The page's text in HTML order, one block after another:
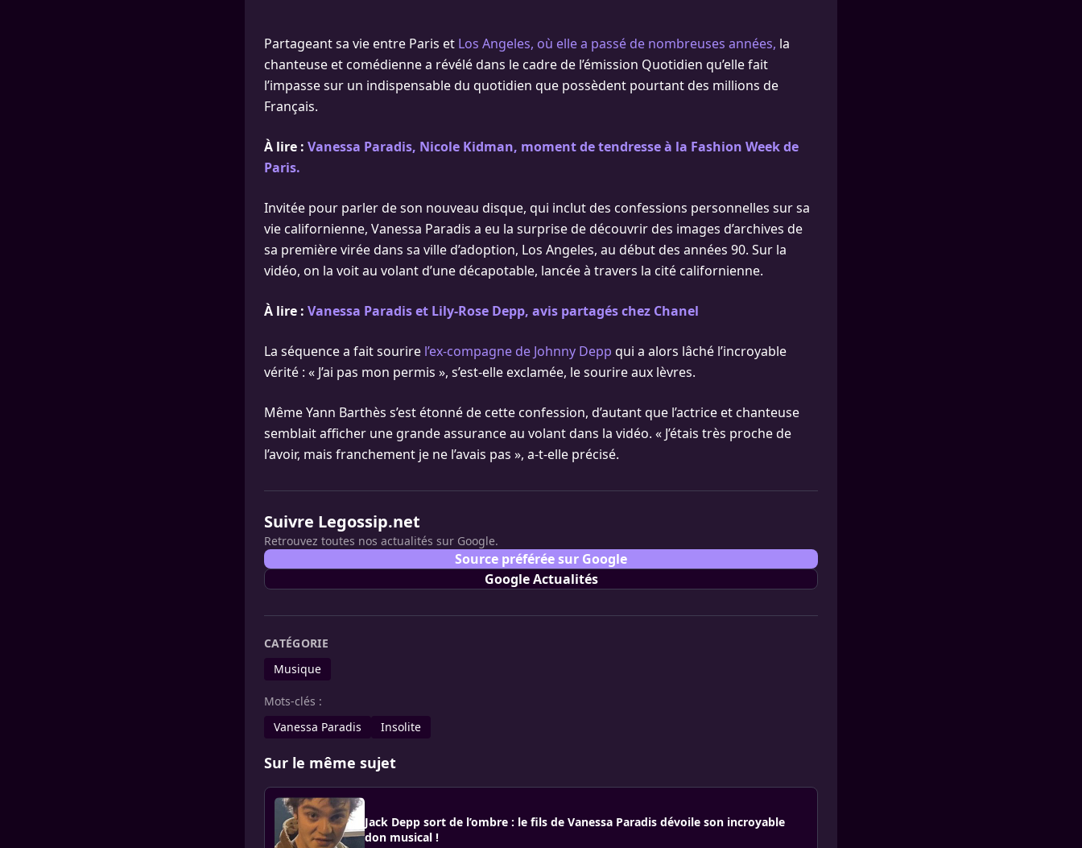
Partageant sa vie entre Paris et Los Angeles, où elle a passé de nombreuses années, la
chanteuse et comédienne a révélé dans le cadre de l’émission Quotidien qu’elle fait
l’impasse sur un indispensable du quotidien que possèdent pourtant des millions de
Français.
À lire : Vanessa Paradis, Nicole Kidman, moment de tendresse à la Fashion Week de
Paris.
Invitée pour parler de son nouveau disque, qui inclut des confessions personnelles sur sa
vie californienne, Vanessa Paradis a eu la surprise de découvrir des images d’archives de
sa première virée dans sa ville d’adoption, Los Angeles, au début des années 90. Sur la
vidéo, on la voit au volant d’une décapotable, lancée à travers la cité californienne.
À lire : Vanessa Paradis et Lily-Rose Depp, avis partagés chez Chanel
La séquence a fait sourire l’ex-compagne de Johnny Depp qui a alors lâché l’incroyable
vérité : « J’ai pas mon permis », s’est-elle exclamée, le sourire aux lèvres.
Même Yann Barthès s’est étonné de cette confession, d’autant que l’actrice et chanteuse
semblait afficher une grande assurance au volant dans la vidéo. « J’étais très proche de
l’avoir, mais franchement je ne l’avais pas », a-t-elle précisé.
Suivre Legossip.net
Retrouvez toutes nos actualités sur Google.
Source préférée sur Google
Google Actualités
CATÉGORIE
Musique
Mots-clés :
Vanessa Paradis
Insolite
Sur le même sujet
Jack Depp sort de l’ombre : le fils de Vanessa Paradis dévoile son incroyable
don musical !